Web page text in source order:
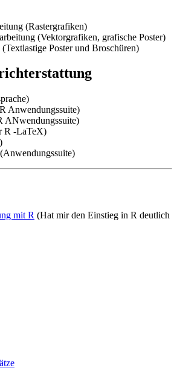
(Rastergrafiken)
(Vektorgrafiken, grafische Poster)
(Textlastige Poster und Broschüren)
Anwendungssuite)
ANwendungssuite)
R -LaTeX)
(Anwendungssuite)
mit R (Hat mir den Einstieg in R deutlich